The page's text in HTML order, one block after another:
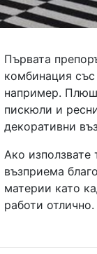
Първата
комбинация
например.
пискюли и
декоративни
Ако
възприема
материи като
работи отлично.